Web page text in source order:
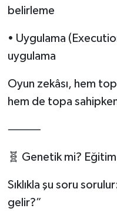
belirleme
• Uygulama
uygulama
Oyun zekâsı, hem
hem de topa
⸻
🧬 Genetik mi?
Sıklıkla şu soru
gelir?”